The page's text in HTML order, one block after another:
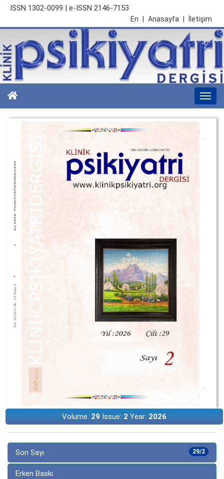
ISSN 1302-0099 | e-ISSN 2146-7153
İletişim
Anasayfa
En
Volume: 29Issue: 2 Year: 2026
29/2
Son Sayı
Erken Baskı